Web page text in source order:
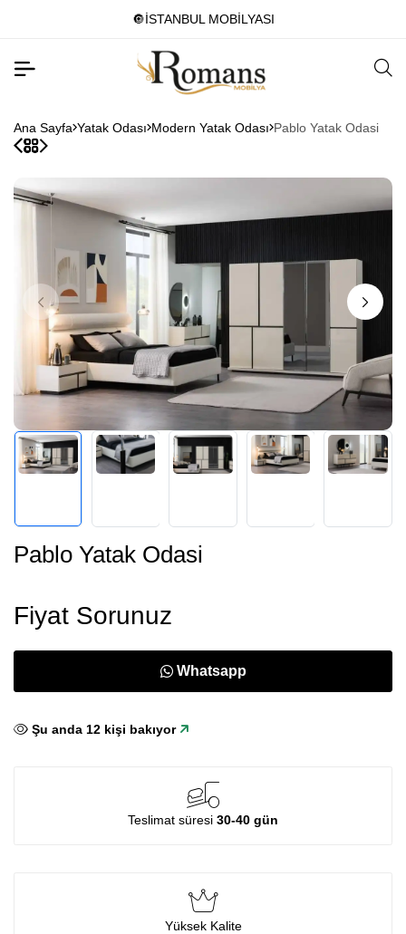
🔘İSTANBUL MOBİLYASI
Ana Sayfa Yatak Odası Modern Yatak Odası Pablo Yatak Odasi
Pablo Yatak Odasi
Fiyat Sorunuz
Whatsapp
Şu anda 10 kişi bakıyor
Teslimat süresi 30-40 gün
Yüksek Kalite